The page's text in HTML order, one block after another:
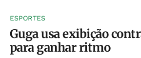
ESPORTES
Guga usa exibição
para ganhar ritmo